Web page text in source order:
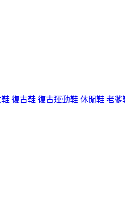
復古鞋 復古運動鞋 休閒鞋 老爹